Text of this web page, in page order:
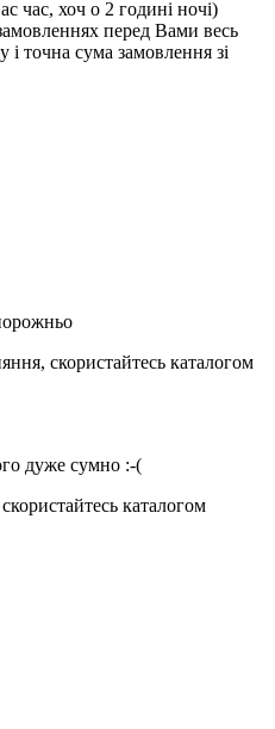
час, хоч о 2 годині ночі)
перед Вами весь
і точна сума замовлення зі
скористайтесь каталогом
дуже сумно :-(
каталогом